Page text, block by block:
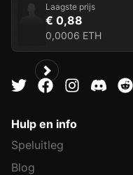
Laagste prijs
€ 0,88
0,0006 ETH
Hulp en info
Speluitleg
Blog